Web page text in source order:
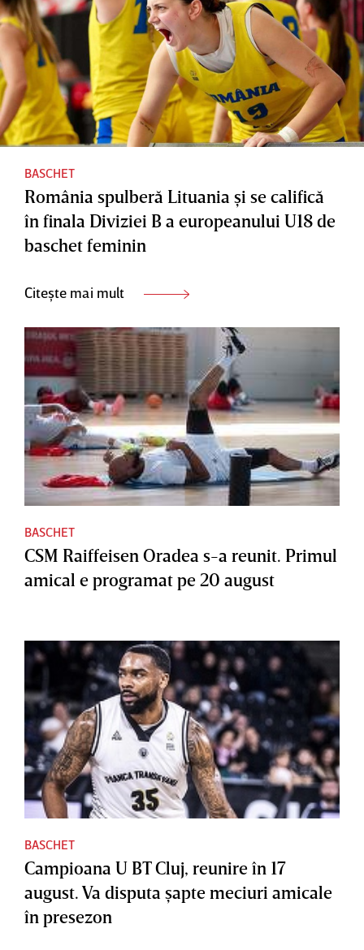
BASCHET
România spulberă Lituania şi se califică
în finala Diviziei B a europeanului U18 de
baschet feminin
Citește mai mult
BASCHET
CSM Raiffeisen Oradea s-a reunit. Primul
amical e programat pe 20 august
BASCHET
Campioana U BT Cluj, reunire în 17
august. Va disputa şapte meciuri amicale
în presezon